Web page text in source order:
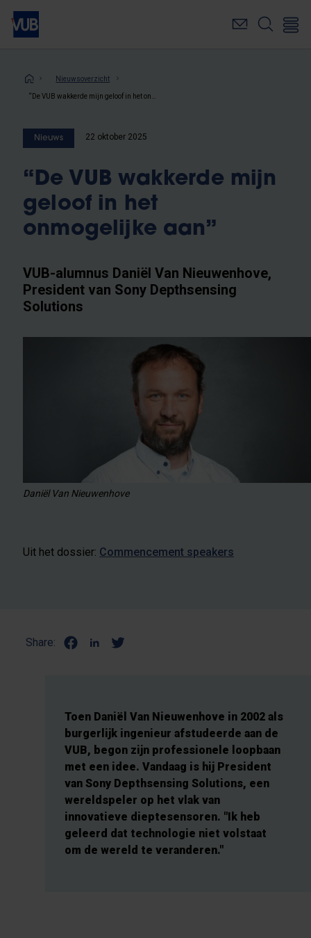
Overslaan
naar
inhoudKruimelpad
Nieuwsoverzicht
Nieuws 22 oktober 2025
“De VUB wakkerde mijn
geloof in het
onmogelijke aan”
VUB-alumnus Daniël Van Nieuwenhove,
President van Sony Depthsensing
Solutions
Daniël Van Nieuwenhove
Uit het dossier: Commencement speakers
Share:
Toen Daniël Van Nieuwenhove in 2002 als
burgerlijk ingenieur afstudeerde aan de
VUB, begon zijn professionele loopbaan
met een idee. Vandaag is hij President
van Sony Depthsensing Solutions, een
wereldspeler op het vlak van
innovatieve dieptesensoren. "Ik heb
geleerd dat technologie niet volstaat
om de wereld te veranderen."